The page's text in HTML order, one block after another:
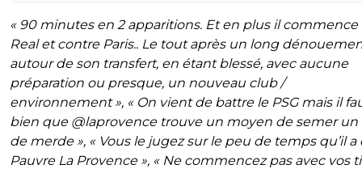
« 90 minutes en 2 apparitions. Et en plus il commence
Real et contre Paris.. Le tout après un long
autour de son transfert, en étant blessé, avec aucune
préparation ou presque, un nouveau club /
environnement », « On vient de battre le PSG mais il
bien que @laprovence trouve un moyen de semer un
de merde », « Vous le jugez sur le peu de temps qu’il a
Pauvre La Provence », « Ne commencez pas avec vos